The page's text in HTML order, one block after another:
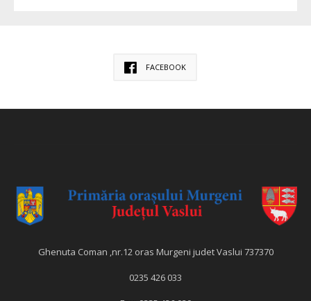
FACEBOOK
Ghenuta Coman ,nr.12 oras Murgeni judet Vaslui 737370
0235 426 033